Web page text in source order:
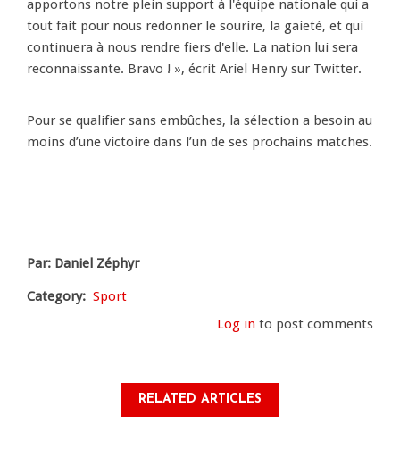
apportons notre plein support à l'équipe nationale qui a
tout fait pour nous redonner le sourire, la gaieté, et qui
continuera à nous rendre fiers d'elle. La nation lui sera
reconnaissante. Bravo ! », écrit Ariel Henry sur Twitter.
Pour se qualifier sans embûches, la sélection a besoin au
moins d’une victoire dans l’un de ses prochains matches.
Par: Daniel Zéphyr
Category
Sport
Log in to post comments
RELATED ARTICLES